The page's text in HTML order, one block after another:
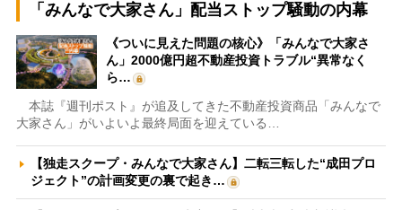
「みんなで大家さん」配当ストップ騒動の内幕
《ついに見えた問題の核心》「みんなで大家さ
ん」2000億円超不動産投資トラブル“異常なく
ら…
本誌『週刊ポスト』が追及してきた不動産投資商品「みんなで
大家さん」がいよいよ最終局面を迎えている…
【独走スクープ・みんなで大家さん】二転三転した“成田プロ
ジェクト”の計画変更の裏で起き…